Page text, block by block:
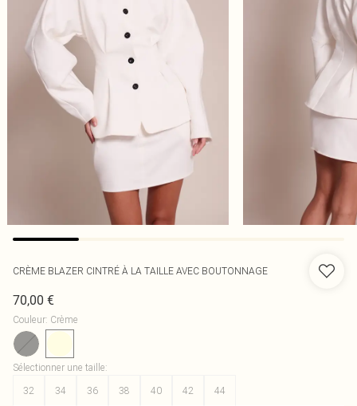
CRÈME BLAZER CINTRÉ À LA TAILLE AVEC BOUTONNAGE
70,00 €
Couleur: Crème
Sélectionner une taille:
32
34 36 38 40 42 44